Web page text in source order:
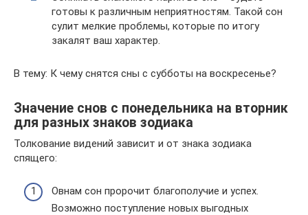
готовы к различным неприятностям. Такой сон
сулит мелкие проблемы, которые по итогу
закалят ваш характер.
В тему: К чему снятся сны с субботы на воскресенье?
Значение снов с понедельника на вторник
для разных знаков зодиака
Толкование видений зависит и от знака зодиака
спящего:
Овнам сон пророчит благополучие и успех.
Возможно поступление новых выгодных